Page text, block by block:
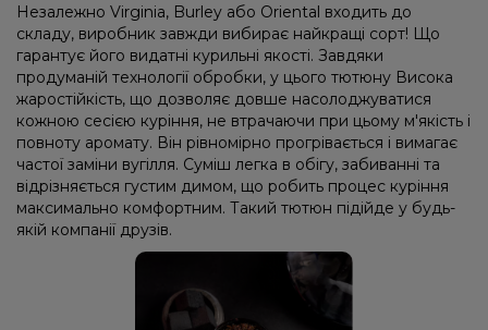
Незалежно Virginia, Burley або Oriental входить до
складу, виробник завжди вибирає найкращі сорт! Що
гарантує його видатні курильні якості. Завдяки
продуманій технології обробки, у цього тютюну Висока
жаростійкість, що дозволяє довше насолоджуватися
кожною сесією куріння, не втрачаючи при цьому м'якість і
повноту аромату. Він рівномірно прогрівається і вимагає
частої заміни вугілля. Суміш легка в обігу, забиванні та
відрізняється густим димом, що робить процес куріння
максимально комфортним. Такий тютюн підійде у будь-
якій компанії друзів.